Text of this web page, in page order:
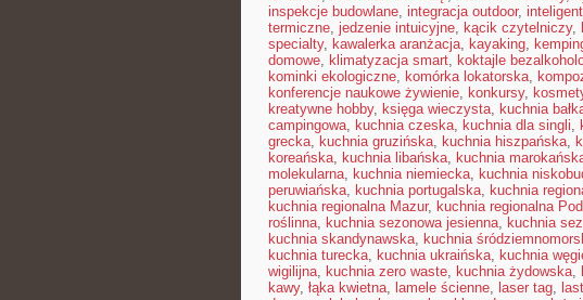
inspekcje budowlane, integracja outdoor,
termiczne, jedzenie intuicyjne, kącik czytelniczy,
specialty, kawalerka aranżacja, kayaking,
domowe, klimatyzacja smart, koktajle
kominki ekologiczne, komórka lokatorska,
konferencje naukowe żywienie, konkursy,
kreatywne hobby, księga wieczysta, kuchnia
campingowa, kuchnia czeska, kuchnia dla singli,
grecka, kuchnia gruzińska, kuchnia hiszpańska,
koreańska, kuchnia libańska, kuchnia
molekularna, kuchnia niemiecka, kuchnia
peruwiańska, kuchnia portugalska, kuchnia
kuchnia regionalna Mazur, kuchnia regionalna
roślinna, kuchnia sezonowa jesienna, kuchnia
kuchnia skandynawska, kuchnia
kuchnia turecka, kuchnia ukraińska, kuchnia
wigilijna, kuchnia zero waste, kuchnia żydowska,
kawy, łąka kwietna, lamele ścienne, laser tag,